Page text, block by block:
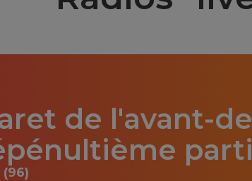
de l'avant-